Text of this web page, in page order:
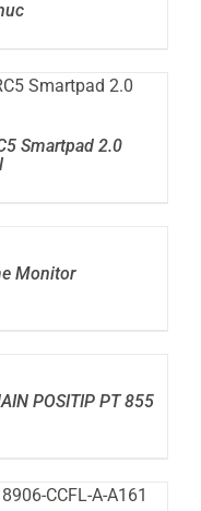
Smartpad 2.0
Monitor
POSITIP PT 855